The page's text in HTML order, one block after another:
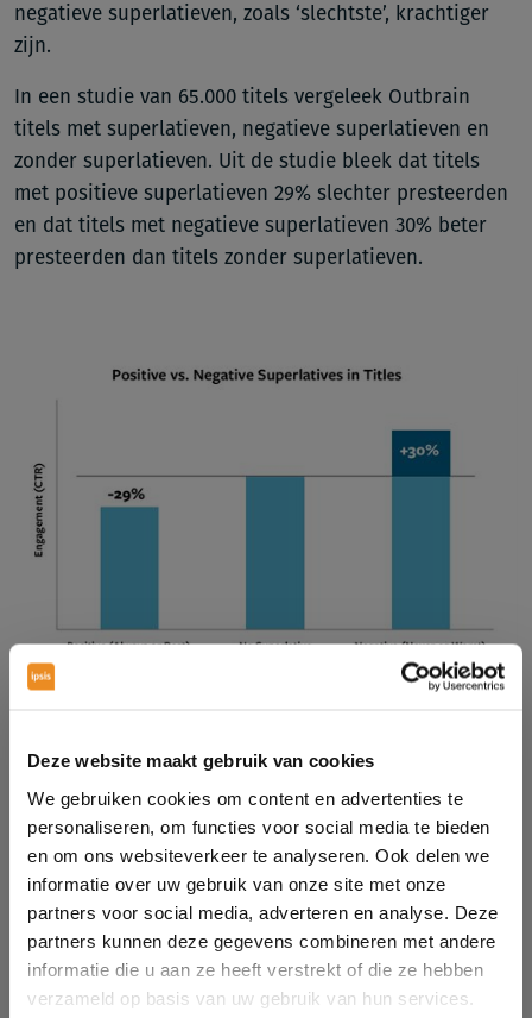
Deze website maakt gebruik van cookies
We gebruiken cookies om content en advertenties te
personaliseren, om functies voor social media te bieden
en om ons websiteverkeer te analyseren. Ook delen we
informatie over uw gebruik van onze site met onze
partners voor social media, adverteren en analyse. Deze
partners kunnen deze gegevens combineren met andere
informatie die u aan ze heeft verstrekt of die ze hebben
verzameld op basis van uw gebruik van hun services.
negatieve superlatieven, zoals ‘slechtste’, krachtiger
zijn.
In een studie van 65.000 titels vergeleek Outbrain
titels met superlatieven, negatieve superlatieven en
zonder superlatieven. Uit de studie bleek dat titels
met positieve superlatieven 29% slechter presteerden
en dat titels met negatieve superlatieven 30% beter
presteerden dan titels zonder superlatieven.
Veel advertentieschrijvers zeggen dat wanneer je
begint met het woord “hoe” je geen slechte titel kan
schrijven. We willen namelijk allemaal slimmer en
beter worden.
Dit soort titels werken zelfs op een dieper niveau. De
meeste mensen willen geen informatie. Ons wordt
altijd iets anders geleerd, maar het is waar. Mensen
verdrinken in feitjes. Wat ze echt willen is orde en